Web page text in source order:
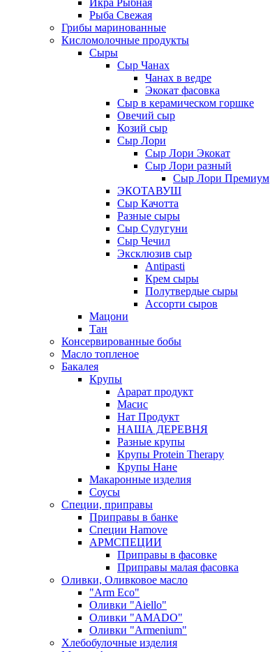
Икра Рыбная
Рыба Свежая
Грибы маринованные
Кисломолочные продукты
Сыры
Сыр Чанах
Чанах в ведре
Экокат фасовка
Сыр в керамическом горшке
Овечий сыр
Козий сыр
Сыр Лори
Сыр Лори Экокат
Сыр Лори разный
Сыр Лори Премиум
ЭКОТАВУШ
Сыр Качотта
Разные сыры
Сыр Сулугуни
Сыр Чечил
Эксклюзив сыр
Antipasti
Крем сыры
Полутвердые сыры
Ассорти сыров
Мацони
Тан
Консервированные бобы
Масло топленое
Бакалея
Крупы
Арарат продукт
Масис
Нат Продукт
НАША ДЕРЕВНЯ
Разные крупы
Крупы Protein Therapy
Крупы Нане
Макаронные изделия
Соусы
Специи, приправы
Приправы в банке
Специи Hamove
АРМСПЕЦИИ
Приправы в фасовке
Приправы малая фасовка
Оливки, Оливковое масло
"Arm Eco"
Оливки "Aiello"
Оливки "AMADO"
Оливки "Armenium"
Хлебобулочные изделия